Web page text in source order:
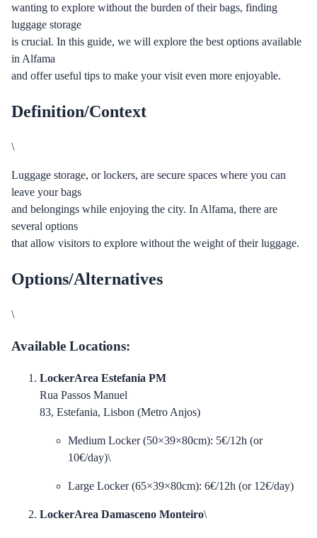
wanting to explore without the burden of their bags, finding
luggage storage
is crucial. In this guide, we will explore the best options available
in Alfama
and offer useful tips to make your visit even more enjoyable.
Definition/Context
\
Luggage storage, or lockers, are secure spaces where you can
leave your bags
and belongings while enjoying the city. In Alfama, there are
several options
that allow visitors to explore without the weight of their luggage.
Options/Alternatives
\
Available Locations:
LockerArea Estefania PM
Rua Passos Manuel
83, Estefania, Lisbon (Metro Anjos)
Medium Locker (50×39×80cm): 5€/12h (or
10€/day)\
Large Locker (65×39×80cm): 6€/12h (or 12€/day)
LockerArea Damasceno Monteiro\